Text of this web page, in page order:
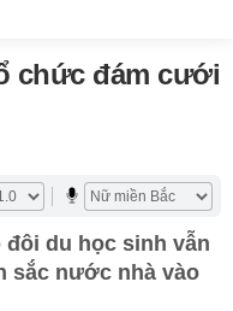
chức đám cưới
du học sinh vẫn
sắc nước nhà vào